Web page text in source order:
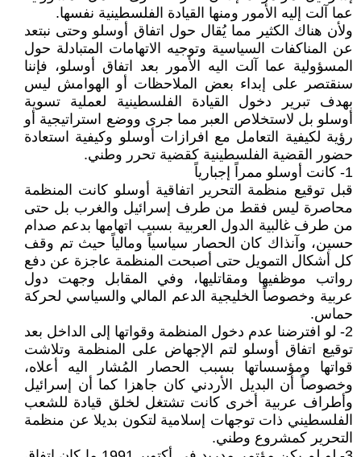
عما آلت إليه الأمور ومنها القيادة الفلسطينية نفسها.
ولأن هناك الكثير مما يُقال حول اتفاق أوسلو وحتى نبتعد
عن المناكفات السياسية وتوجيه الاتهامات المتبادلة حول
المسؤولية عما آلت اليه الأمور بعد اتفاق أوسلو، فإننا
سنقتصر على إبداء بعض الملاحظات أو الهوامش ليس
بهدف تبرير دخول القيادة الفلسطينية لعملية تسوية
أوسلو بل لاستخلاص العبر مما جرى ووضع استراتيجية أو
رؤية لكيفية التعامل مع افرازات أوسلو وكيفية استعادة
حضور القضية الفلسطينية كقضية تحرر وطني.
1- كانت أوسلو ممراً إجبارياً
قبل توقيع منظمة التحرير اتفاقية أوسلو كانت المنظمة
محاصرة ليس فقط من طرف إسرائيل والغرب بل حتى
من طرف غالبية الدول العربية بسبب اتهامها بدعم صدام
حسين، وآنذاك كان الحصار سياسياً ومالياً حيث تم وقف
كل أشكال التمويل حتى أصبحت المنظمة عاجزة عن دفع
رواتب موظفيها ومقاتليها، وفي المقابل وجهت دول
عربية وخصوصاً الخليجية الدعم المالي والسياسي لحركة
حماس.
2- لو افترضنا عدم دخول المنظمة وقواتها إلى الداخل بعد
توقيع اتفاق أوسلو لتم الإجهاض على المنظمة وتلاشت
قواتها ومؤسساتها بسبب الحصار المُشار اليه أعلاه،
وخصوصاً أن البديل الأردني كان جاهزا كما أن إسرائيل
وأطراف عربية أخرى كانت تشتغل لخلق قيادة للشعب
الفلسطيني ذات توجهات إسلامية لتكون بديلا عن منظمة
التحرير كمشروع وطني.